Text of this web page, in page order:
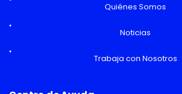
Quiénes Somos
Noticias
Trabaja con Nosotros